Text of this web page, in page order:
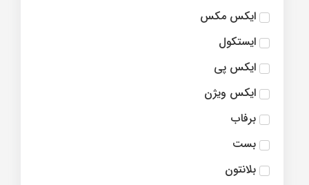
ايکس مکس
ایستکول
ایکس پی
ایکس ویژن
برفاب
بست
بلانتون